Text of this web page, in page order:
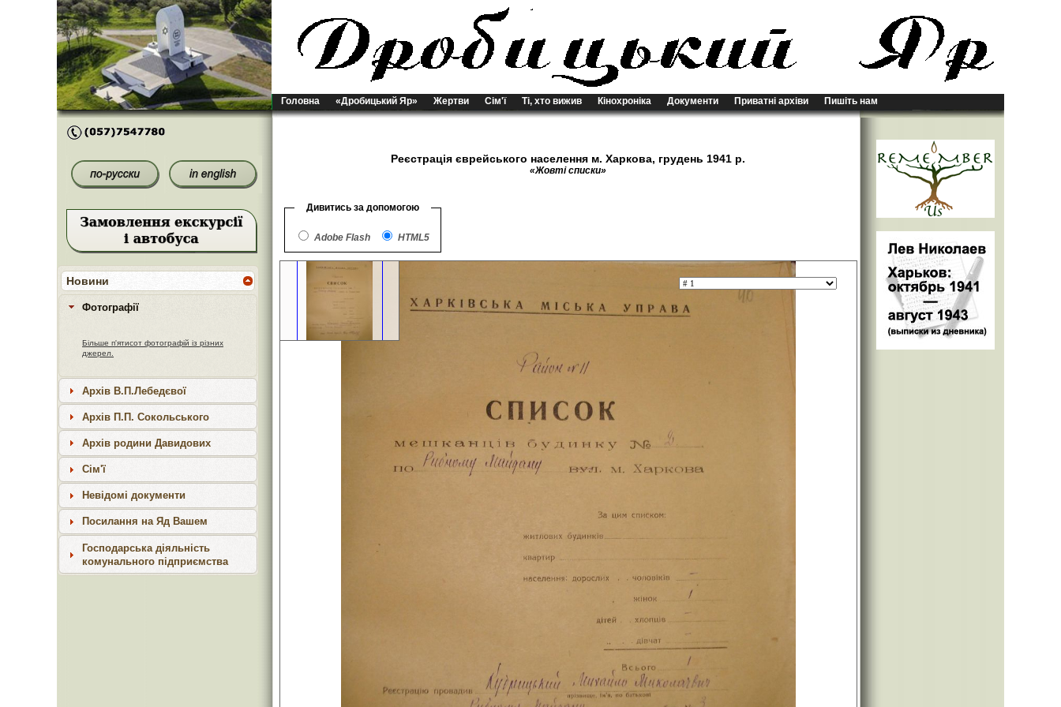
Головна «Дробицький Яр» Жертви Сім'ї Ті, хто вижив Кінохроніка Документи Приватні архіви Пишіть нам
Новини
Фотографії
Більше п'ятисот фотографій із різних
джерел.
Архів В.П.Лебедєвої
Архів П.П. Сокольського
Архів родини Давидових
Сім'ї
Невідомі документи
Посилання на Яд Вашем
Господарська діяльність
комунального підприємства
Реєстрація єврейського населення м. Харкова, грудень 1941 р.
«Жовті списки»
Дивитись за допомогою
Adobe Flash HTML5